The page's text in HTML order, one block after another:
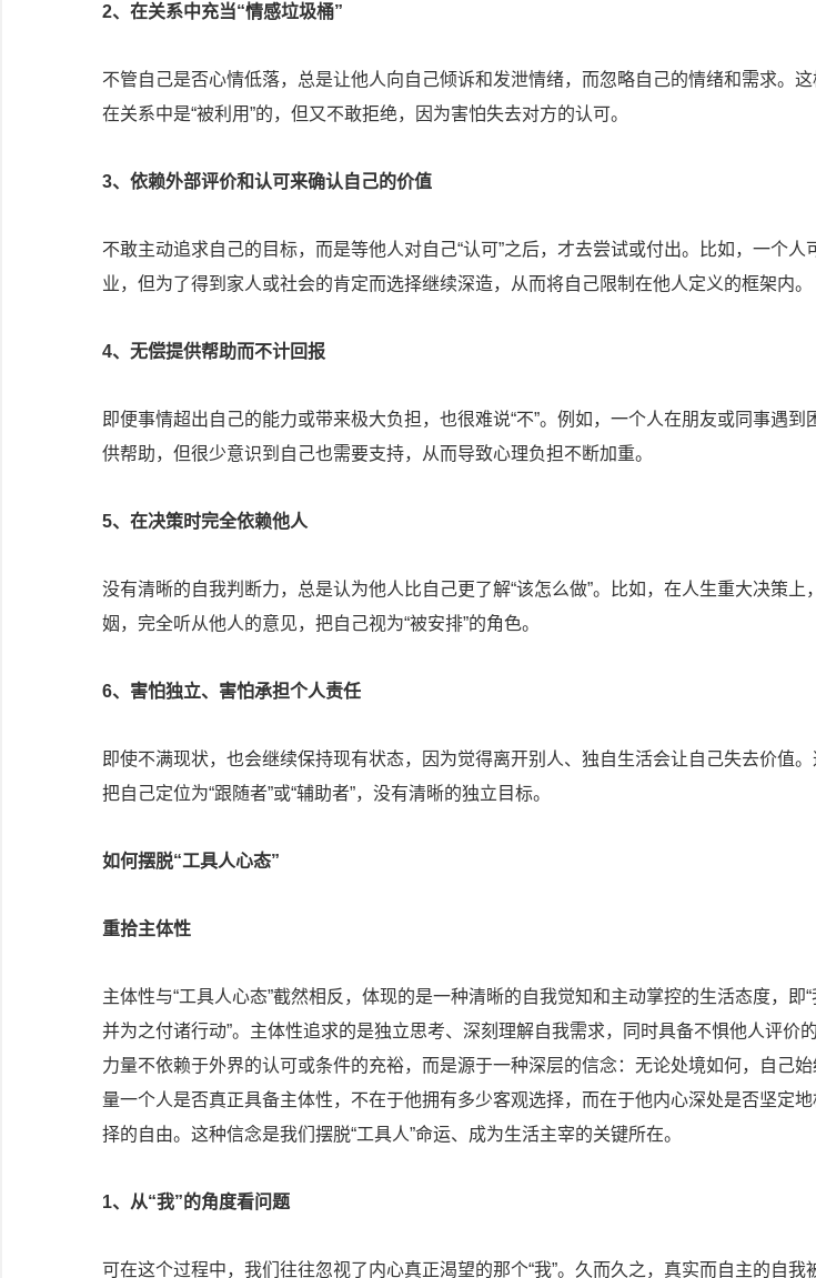
2、 在关系中充当“情感垃圾桶”
不管自己是否心情低落，总是让他人向自己倾诉和发泄情绪，而忽略自己的情绪和需求。
在关系中是“被利用”的，但又不敢拒绝，因为害怕失去对方的认可。
3、 依赖外部评价和认可来确认自己的价值
不敢主动追求自己的目标，而是等他人对自己“认可”之后，才去尝试或付出。比如，一个人
业，但为了得到家人或社会的肯定而选择继续深造，从而将自己限制在他人定义的框架内。
4、 无偿提供帮助而不计回报
即便事情超出自己的能力或带来极大负担，也很难说“不”。例如，一个人在朋友或同事遇到
供帮助，但很少意识到自己也需要支持，从而导致心理负担不断加重。
5、 在决策时完全依赖他人
没有清晰的自我判断力，总是认为他人比自己更了解“该怎么做”。比如，在人生重大决策上
姻，完全听从他人的意见，把自己视为“被安排”的角色。
6、 害怕独立、害怕承担个人责任
即使不满现状，也会继续保持现有状态，因为觉得离开别人、独自生活会让自己失去价值
把自己定位为“跟随者”或“辅助者”，没有清晰的独立目标。
如何摆脱“工具人心态”
重拾主体性
主体性与“工具人心态”截然相反，体现的是一种清晰的自我觉知和主动掌控的生活态度，即“
并为之付诸行动”。主体性追求的是独立思考、深刻理解自我需求，同时具备不惧他人评价
力量不依赖于外界的认可或条件的充裕，而是源于一种深层的信念：无论处境如何，自己始
量一个人是否真正具备主体性，不在于他拥有多少客观选择，而在于他内心深处是否坚定
择的自由。这种信念是我们摆脱“工具人”命运、成为生活主宰的关键所在。
1、从“我”的角度看问题
可在这个过程中，我们往往忽视了内心真正渴望的那个“我”。久而久之，真实而自主的自我